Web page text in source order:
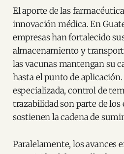
El aporte de las
innovación médica. En
empresas han fortalecido
almacenamiento y
las vacunas mantengan su
hasta el punto de
especializada, control de
trazabilidad son parte de los
sostienen la cadena de
Paralelamente, los avances